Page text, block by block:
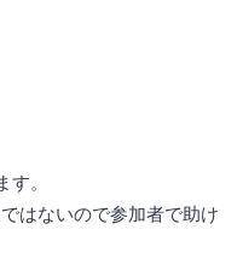
。
はないので参加者で助け